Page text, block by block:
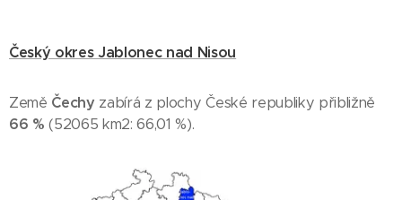
Český okres Jablonec nad Nisou
Země Čechy zabírá z plochy České republiky přibližně
66 % (52065 km2: 66,01 %).